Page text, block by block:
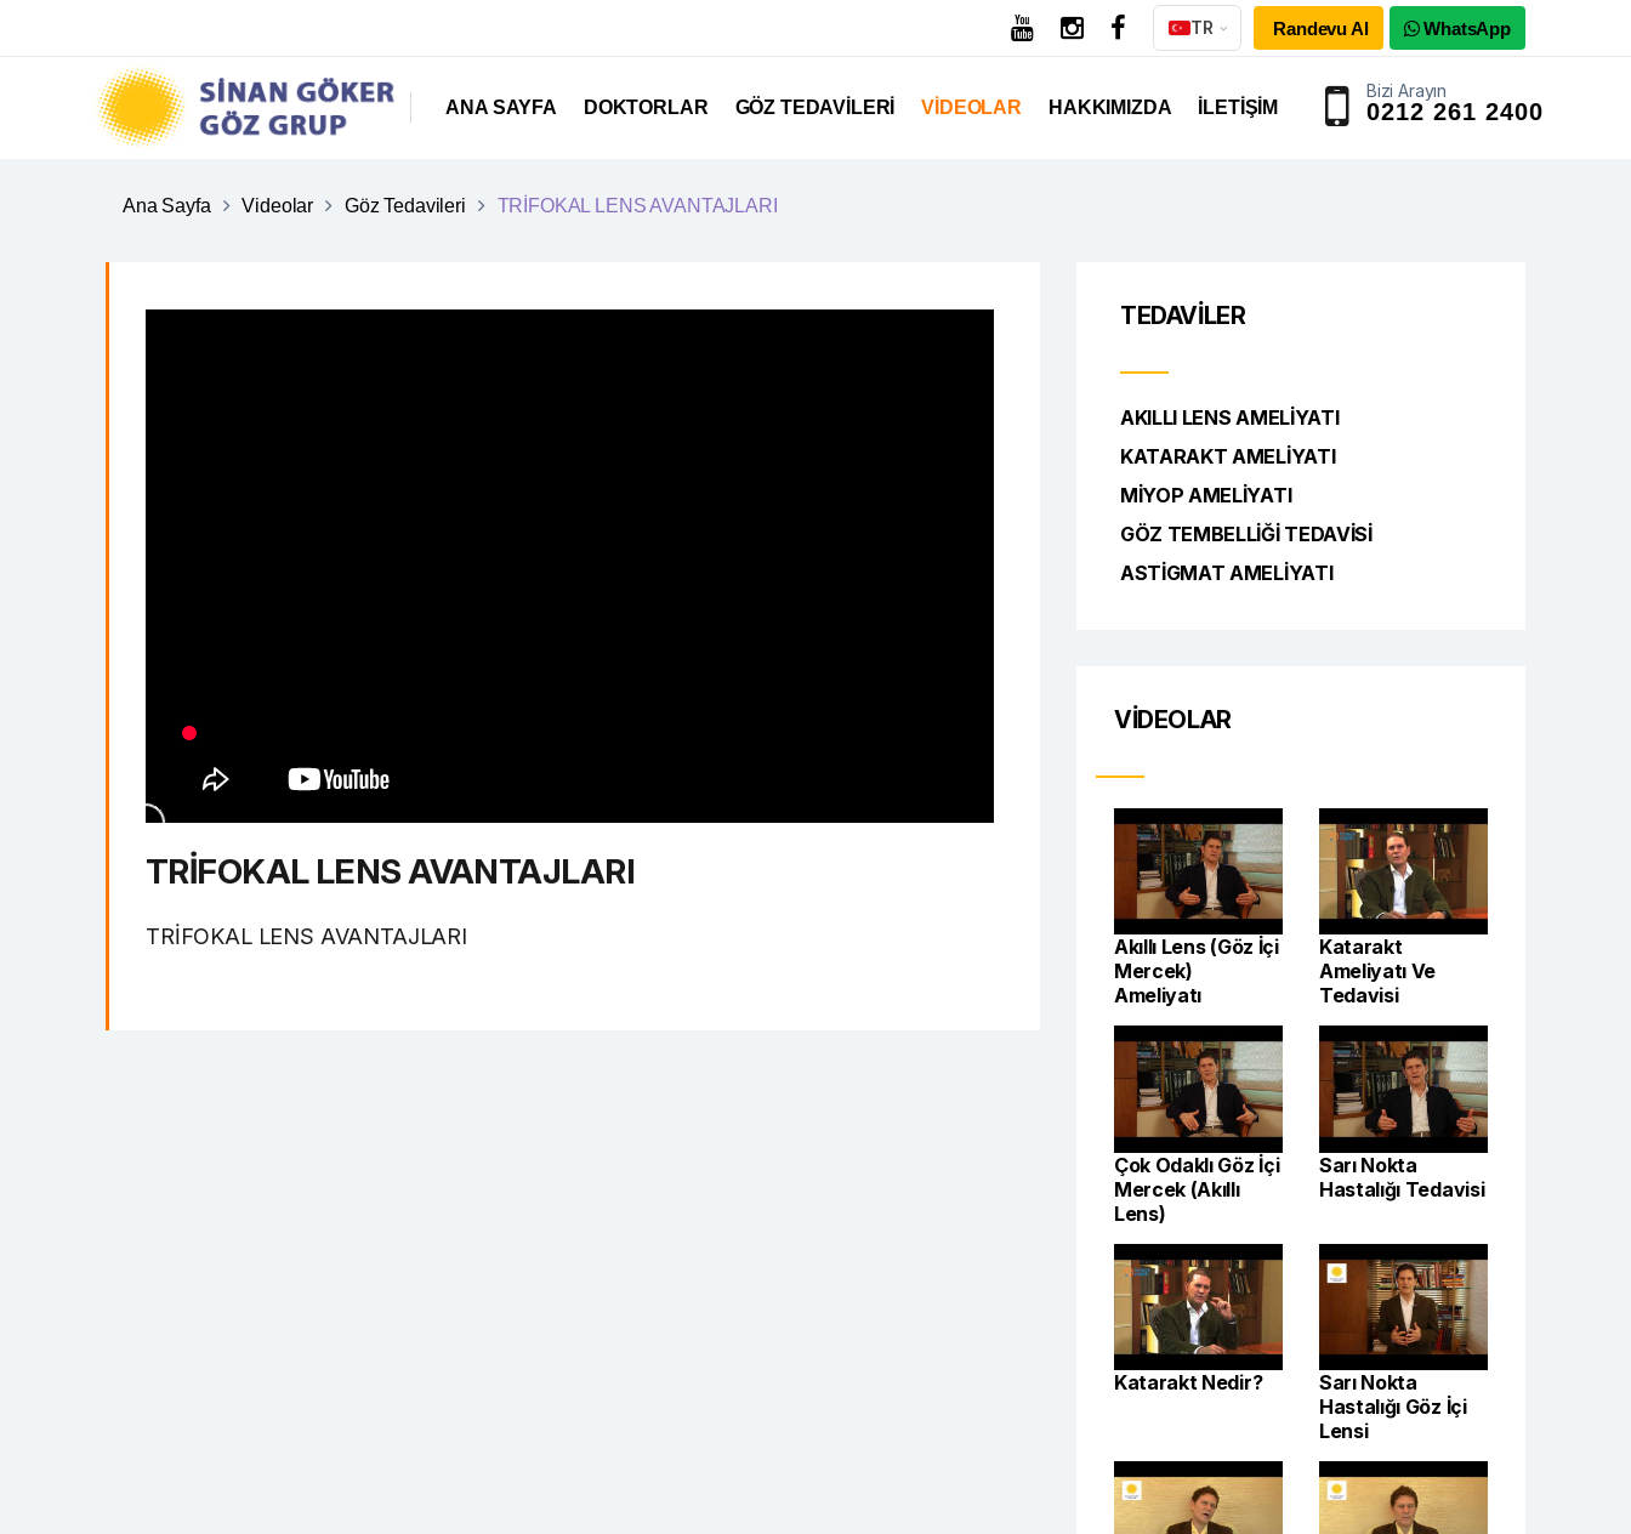
TR Randevu Al WhatsApp
ANA SAYFA DOKTORLAR GÖZ TEDAVILERI VIDEOLAR HAKKIMIZDA İLETIŞIM
Bizi Arayın
0212 261 2400
Ana Sayfa Videolar Göz Tedavileri TRİFOKAL LENS AVANTAJLARI
TRİFOKAL LENS AVANTAJLARI
TRİFOKAL LENS AVANTAJLARI
TEDAVILER
AKILLI LENS AMELIYATI
KATARAKT AMELIYATI
MIYOP AMELIYATI
GÖZ TEMBELLIĞI TEDAVISI
ASTIGMAT AMELIYATI
VIDEOLAR
Akıllı Lens (Göz İçi
Mercek)
Ameliyatı
Katarakt
Ameliyatı Ve
Tedavisi
Çok Odaklı Göz İçi
Mercek (Akıllı
Lens)
Sarı Nokta
Hastalığı Tedavisi
Katarakt Nedir?
Sarı Nokta
Hastalığı Göz İçi
Lensi